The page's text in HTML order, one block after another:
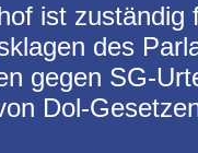
ist zuständig
des
gegen SG-
Dol-